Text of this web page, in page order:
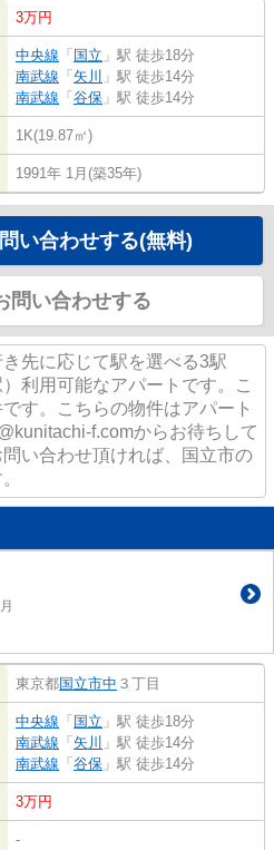
3万円
中央線 「 国立 」駅 徒歩18分
南武線 「 矢川 」駅 徒歩14分
南武線 「 谷保 」駅 徒歩14分
1K(19.87㎡)
1991年 1月(築35年)
い合わせする(無料)
問い合わせする
先に応じて駅を選べる3駅
利用可能なアパートです。こ
す。こちらの物件はアパート
f.comからお待ちして
い合わせ頂ければ、国立市の
東京都国立市中 ３丁目
中央線 「 国立 」駅 徒歩18分
南武線 「 矢川 」駅 徒歩14分
南武線 「 谷保 」駅 徒歩14分
3万円
-